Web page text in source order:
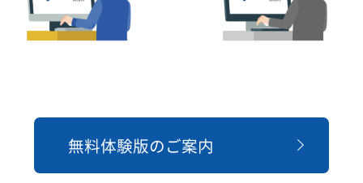
無料体験版のご案内